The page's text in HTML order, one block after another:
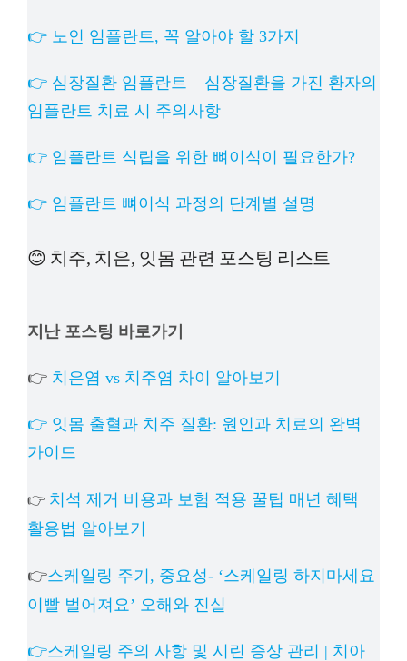
👉 노인 임플란트, 꼭 알아야 할 3가지
👉 심장질환 임플란트 – 심장질환을 가진 환자의
임플란트 치료 시 주의사항
👉 임플란트 식립을 위한 뼈이식이 필요한가?
👉 임플란트 뼈이식 과정의 단계별 설명
😊 치주, 치은, 잇몸 관련 포스팅 리스트
지난 포스팅 바로가기
👉 치은염 vs 치주염 차이 알아보기
👉 잇몸 출혈과 치주 질환: 원인과 치료의 완벽
가이드
👉 치석 제거 비용과 보험 적용 꿀팁 매년 혜택
활용법 알아보기
👉스케일링 주기, 중요성- ‘스케일링 하지마세요
이빨 벌어져요’ 오해와 진실
👉스케일링 주의 사항 및 시린 증상 관리 | 치아